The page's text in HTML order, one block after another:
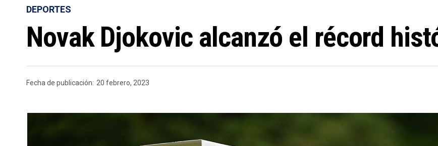
DEPORTES
Novak Djokovic alcanzó el récord
Fecha de publicación: 20 febrero, 2023